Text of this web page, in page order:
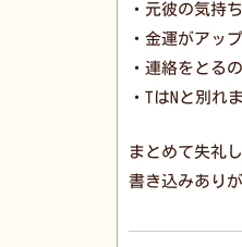
・元彼の気持
・金運がアッ
・連絡をとる
・TはNと別れ
まとめて失礼
書き込みあり